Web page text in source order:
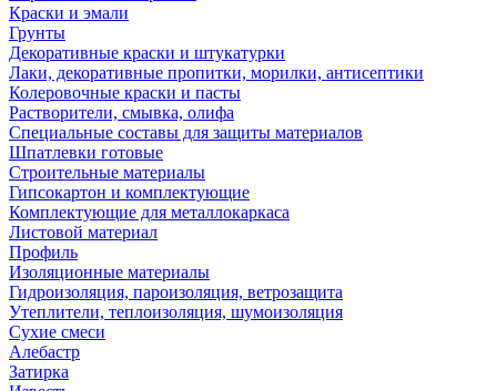
Краски и эмали
Грунты
Декоративные краски и штукатурки
Лаки, декоративные пропитки, морилки, антисептики
Колеровочные краски и пасты
Растворители, смывка, олифа
Специальные составы для защиты материалов
Шпатлевки готовые
Строительные материалы
Гипсокартон и комплектующие
Комплектующие для металлокаркаса
Листовой материал
Профиль
Изоляционные материалы
Гидроизоляция, пароизоляция, ветрозащита
Утеплители, теплоизоляция, шумоизоляция
Сухие смеси
Алебастр
Затирка